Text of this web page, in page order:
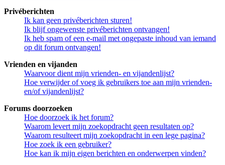
Privéberichten
Ik kan geen privéberichten sturen!
Ik blijf ongewenste privéberichten ontvangen!
Ik heb spam of een e-mail met ongepaste inhoud van iemand
op dit forum ontvangen!
Vrienden en vijanden
Waarvoor dient mijn vrienden- en vijandenlijst?
Hoe verwijder of voeg ik gebruikers toe aan mijn vrienden-
en/of vijandenlijst?
Forums doorzoeken
Hoe doorzoek ik het forum?
Waarom levert mijn zoekopdracht geen resultaten op?
Waarom resulteert mijn zoekopdracht in een lege pagina?
Hoe zoek ik een gebruiker?
Hoe kan ik mijn eigen berichten en onderwerpen vinden?